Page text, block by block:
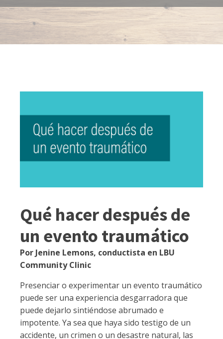
Qué hacer después de
un evento traumático
Por Jenine Lemons, conductista en LBU
Community Clinic
Presenciar o experimentar un evento traumático
puede ser una experiencia desgarradora que
puede dejarlo sintiéndose abrumado e
impotente. Ya sea que haya sido testigo de un
accidente, un crimen o un desastre natural, las